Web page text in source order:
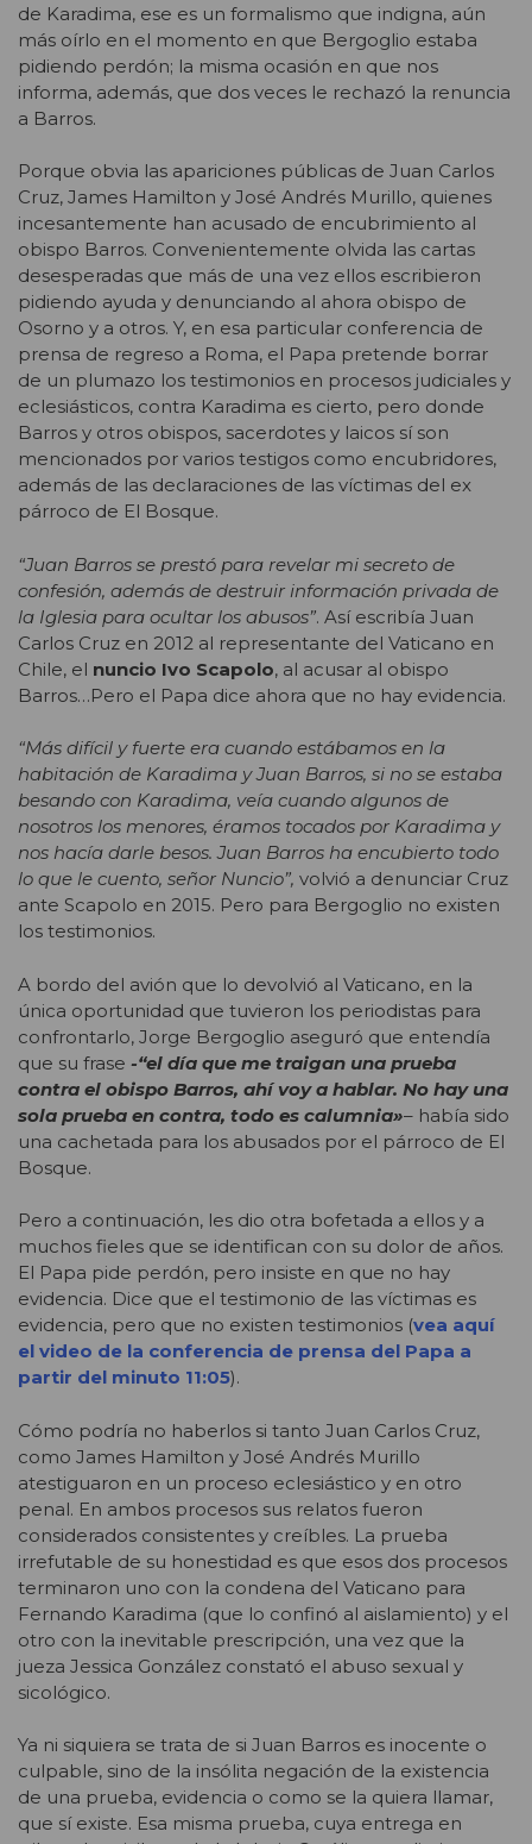
de Karadima, ese es un formalismo que indigna, aún
más oírlo en el momento en que Bergoglio estaba
pidiendo perdón; la misma ocasión en que nos
informa, además, que dos veces le rechazó la renuncia
a Barros.
Porque obvia las apariciones públicas de Juan Carlos
Cruz, James Hamilton y José Andrés Murillo, quienes
incesantemente han acusado de encubrimiento al
obispo Barros. Convenientemente olvida las cartas
desesperadas que más de una vez ellos escribieron
pidiendo ayuda y denunciando al ahora obispo de
Osorno y a otros. Y, en esa particular conferencia de
prensa de regreso a Roma, el Papa pretende borrar
de un plumazo los testimonios en procesos judiciales y
eclesiásticos, contra Karadima es cierto, pero donde
Barros y otros obispos, sacerdotes y laicos sí son
mencionados por varios testigos como encubridores,
además de las declaraciones de las víctimas del ex
párroco de El Bosque.
“Juan Barros se prestó para revelar mi secreto de
confesión, además de destruir información privada de
la Iglesia para ocultar los abusos”. Así escribía Juan
Carlos Cruz en 2012 al representante del Vaticano en
Chile, el nuncio Ivo Scapolo, al acusar al obispo
Barros…Pero el Papa dice ahora que no hay evidencia.
“Más difícil y fuerte era cuando estábamos en la
habitación de Karadima y Juan Barros, si no se estaba
besando con Karadima, veía cuando algunos de
nosotros los menores, éramos tocados por Karadima y
nos hacía darle besos. Juan Barros ha encubierto todo
lo que le cuento, señor Nuncio”, volvió a denunciar Cruz
ante Scapolo en 2015. Pero para Bergoglio no existen
los testimonios.
A bordo del avión que lo devolvió al Vaticano, en la
única oportunidad que tuvieron los periodistas para
confrontarlo, Jorge Bergoglio aseguró que entendía
que su frase -“el día que me traigan una prueba
contra el obispo Barros, ahí voy a hablar. No hay una
sola prueba en contra, todo es calumnia»– había sido
una cachetada para los abusados por el párroco de El
Bosque.
Pero a continuación, les dio otra bofetada a ellos y a
muchos fieles que se identifican con su dolor de años.
El Papa pide perdón, pero insiste en que no hay
evidencia. Dice que el testimonio de las víctimas es
evidencia, pero que no existen testimonios (vea aquí
el video de la conferencia de prensa del Papa a
partir del minuto 11:05).
Cómo podría no haberlos si tanto Juan Carlos Cruz,
como James Hamilton y José Andrés Murillo
atestiguaron en un proceso eclesiástico y en otro
penal. En ambos procesos sus relatos fueron
considerados consistentes y creíbles. La prueba
irrefutable de su honestidad es que esos dos procesos
terminaron uno con la condena del Vaticano para
Fernando Karadima (que lo confinó al aislamiento) y el
otro con la inevitable prescripción, una vez que la
jueza Jessica González constató el abuso sexual y
sicológico.
Ya ni siquiera se trata de si Juan Barros es inocente o
culpable, sino de la insólita negación de la existencia
de una prueba, evidencia o como se la quiera llamar,
que sí existe. Esa misma prueba, cuya entrega en